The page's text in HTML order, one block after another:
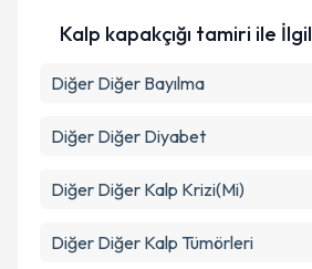
Takvim Talebini
Kalp kapakçığı tamiri ile
Diğer Diğer Bayılma
Diğer Diğer Diyabet
Diğer Diğer Kalp Krizi(Mi)
Diğer Diğer Kalp Tümörleri